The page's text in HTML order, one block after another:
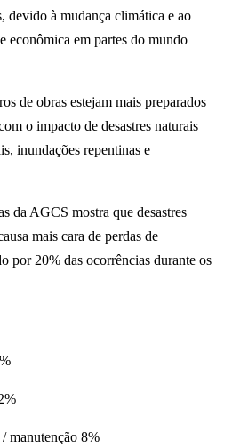
devido à mudança climática e ao
econômica em partes do mundo
de obras estejam mais preparados
o impacto de desastres naturais
inundações repentinas e
da AGCS mostra que desastres
mais cara de perdas de
por 20% das ocorrências durante os
manutenção 8%